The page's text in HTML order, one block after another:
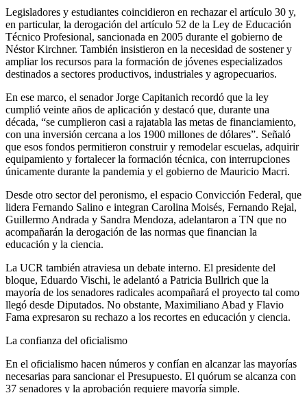
Legisladores y estudiantes coincidieron en rechazar el artículo 30 y,
en particular, la derogación del artículo 52 de la Ley de Educación
Técnico Profesional, sancionada en 2005 durante el gobierno de
Néstor Kirchner. También insistieron en la necesidad de sostener y
ampliar los recursos para la formación de jóvenes especializados
destinados a sectores productivos, industriales y agropecuarios.
En ese marco, el senador Jorge Capitanich recordó que la ley
cumplió veinte años de aplicación y destacó que, durante una
década, “se cumplieron casi a rajatabla las metas de financiamiento,
con una inversión cercana a los 1900 millones de dólares”. Señaló
que esos fondos permitieron construir y remodelar escuelas, adquirir
equipamiento y fortalecer la formación técnica, con interrupciones
únicamente durante la pandemia y el gobierno de Mauricio Macri.
Desde otro sector del peronismo, el espacio Convicción Federal, que
lidera Fernando Salino e integran Carolina Moisés, Fernando Rejal,
Guillermo Andrada y Sandra Mendoza, adelantaron a TN que no
acompañarán la derogación de las normas que financian la
educación y la ciencia.
La UCR también atraviesa un debate interno. El presidente del
bloque, Eduardo Vischi, le adelantó a Patricia Bullrich que la
mayoría de los senadores radicales acompañará el proyecto tal como
llegó desde Diputados. No obstante, Maximiliano Abad y Flavio
Fama expresaron su rechazo a los recortes en educación y ciencia.
La confianza del oficialismo
En el oficialismo hacen números y confían en alcanzar las mayorías
necesarias para sancionar el Presupuesto. El quórum se alcanza con
37 senadores y la aprobación requiere mayoría simple.